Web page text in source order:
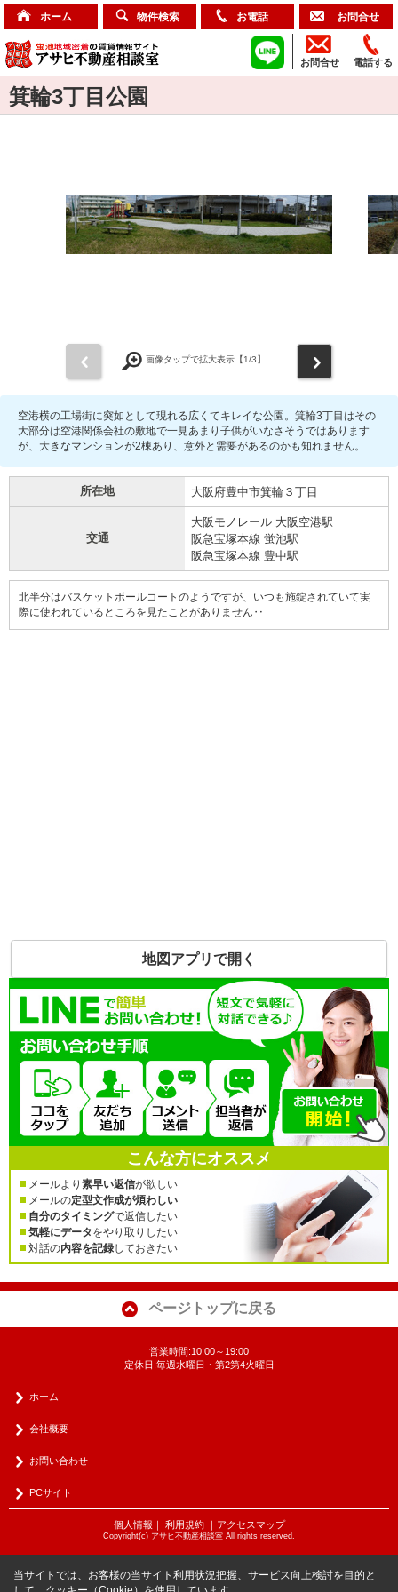
ホーム 物件検索 お電話 お問合せ
電話する
お問合せ
箕輪3丁目公園
画像タップで拡大表示【1/3】
空港横の工場街に突如として現れる広くてキレイな公園。箕輪3丁目はその
大部分は空港関係会社の敷地で一見あまり子供がいなさそうではあります
が、大きなマンションが2棟あり、意外と需要があるのかも知れません。
所在地 大阪府豊中市箕輪３丁目
交通
大阪モノレール 大阪空港駅
阪急宝塚本線 蛍池駅
阪急宝塚本線 豊中駅
北半分はバスケットボールコートのようですが、いつも施錠されていて実
際に使われているところを見たことがありません‥
地図アプリで開く
こんな方にオススメ
メールより 素早い返信が欲しい
メールの定型文作成が煩わしい
自分のタイミングで返信したい
気軽にデータをやり取りしたい
対話の内容を記録しておきたい
ページトップに戻る
営業時間:10:00～19:00
定休日:毎週水曜日・第2第4火曜日
ホーム
会社概要
お問い合わせ
PCサイト
個人情報 ｜ 利用規約｜ アクセスマップ
Copyright(c) アサヒ不動産相談室 All rights reserved.
当サイトでは、お客様の当サイト利用状況把握、サービス向上検討を目的と